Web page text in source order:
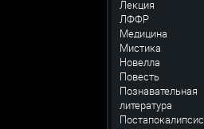
Лекция
ЛФФР
Медицина
Мистика
Новелла
Повесть
Познавательная
литература
Постапокалипсис